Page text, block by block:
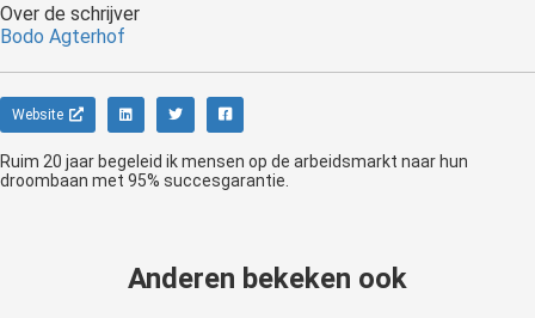
Over de schrijver
Bodo Agterhof
Website
Ruim 20 jaar begeleid ik mensen op de arbeidsmarkt naar hun
droombaan met 95% succesgarantie.
Anderen bekeken ook